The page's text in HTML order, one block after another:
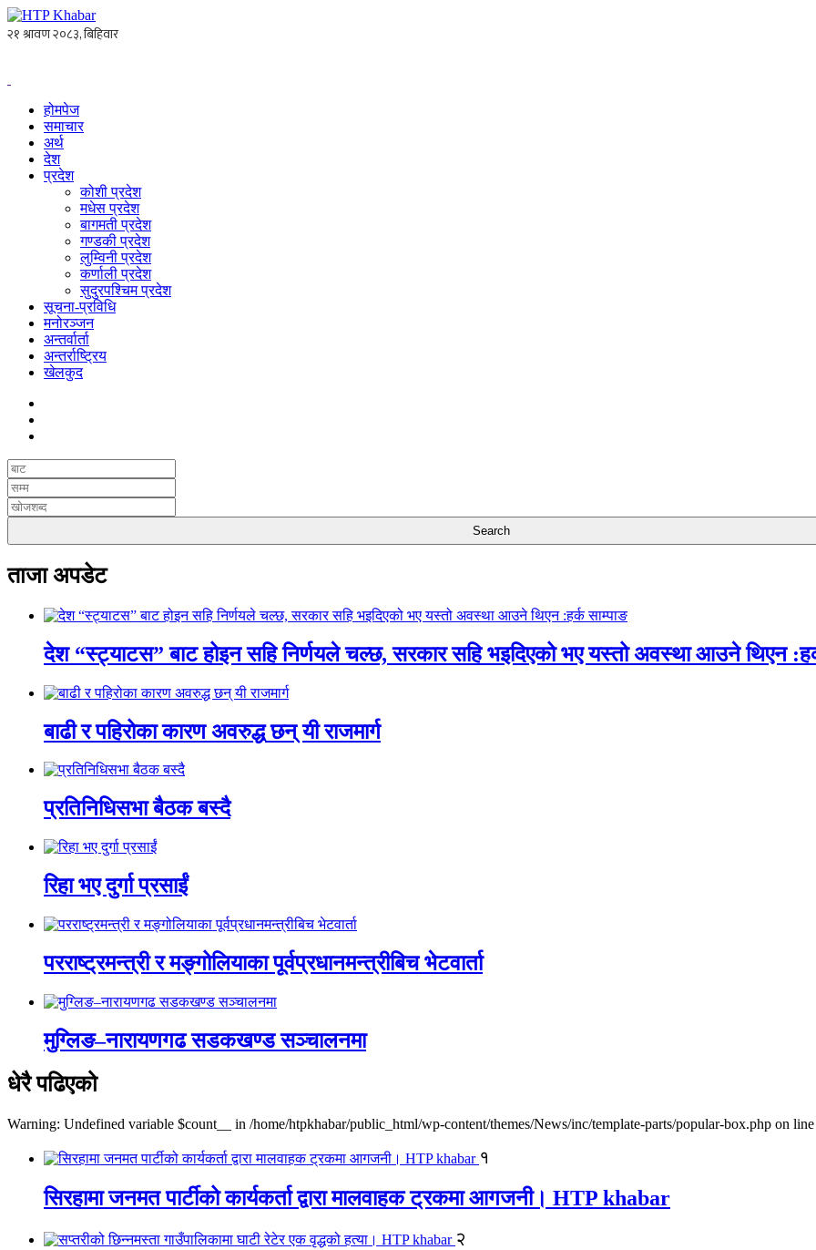
होमपेज
समाचार
अर्थ
देश
प्रदेश
कोशी प्रदेश
मधेस प्रदेश
बागमती प्रदेश
गण्डकी प्रदेश
लुम्विनी प्रदेश
कर्णाली प्रदेश
सुदुरपश्चिम प्रदेश
सूचना-प्रविधि
मनोरञ्जन
अन्तर्वार्ता
अन्तर्राष्ट्रिय
खेलकुद
ताजा अपडेट
देश “स्ट्याटस” बाट होइन सहि निर्णयले चल्छ, सरकार सहि भइदिएको भए यस्तो अवस्था आउने थिएन
बाढी र पहिरोका कारण अवरुद्ध छन् यी राजमार्ग
प्रतिनिधिसभा बैठक बस्दै
रिहा भए दुर्गा प्रसाईं
परराष्ट्रमन्त्री र मङ्गोलियाका पूर्वप्रधानमन्त्रीबिच भेटवार्ता
मुग्लिङ–नारायणगढ सडकखण्ड सञ्चालनमा
धेरै पढिएको
Warning: Undefined variable $count__ in /home/htpkhabar/public_html/wp-content/themes/News/inc/template-parts/popular-box.php on
१
सिरहामा जनमत पार्टीको कार्यकर्ता द्वारा मालवाहक ट्रकमा आगजनी। HTP khabar
२